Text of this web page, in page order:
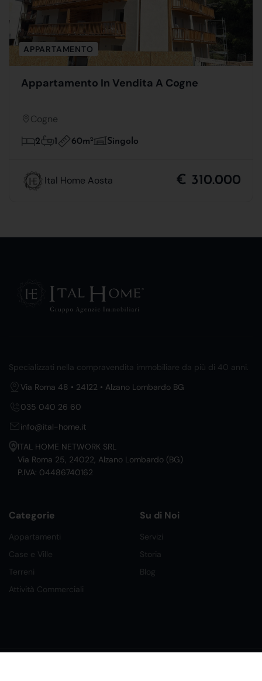
APPARTAMENTO
Appartamento In Vendita A Cogne
Cogne
2 1 60m2 Singolo
Ital Home Aosta € 310.000
Specializzati nella compravendita immobiliare da più di 40 anni.
Via Roma 48 • 24122 • Alzano Lombardo BG
035 040 26 60
info@ital-home.it
ITAL HOME NETWORK SRL
Via Roma 25, 24022, Alzano Lombardo (BG)
P.IVA: 04486740162
Categorie
Appartamenti
Case e Ville
Terreni
Attività Commerciali
Su di Noi
Servizi
Storia
Blog